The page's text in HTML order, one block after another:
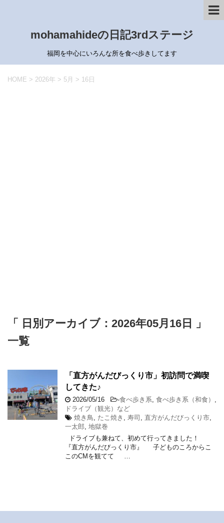
mohamahideの日記3rdステージ
福岡を中心にいろんな所を食べ歩きしてます
HOME > 2026年 > 5月 > 16日
「 日別アーカイブ：2026年05月16日 」
一覧
「直方がんだびっくり市」初訪問で満喫
してきた♪
2026/05/16 -食べ歩き系 食べ歩き系（和食）
ドライブ（観光）など
焼き鳥
たこ焼き 寿司 直方がんだびっくり市
一太郎 地獄巻
ドライブも兼ねて、初めて行ってきました！
『直方がんだびっくり市』 子どものころからこ
このCMを観てて …